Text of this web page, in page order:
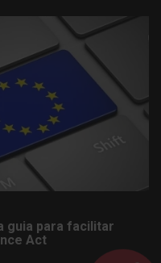
guia para facilitar
Act